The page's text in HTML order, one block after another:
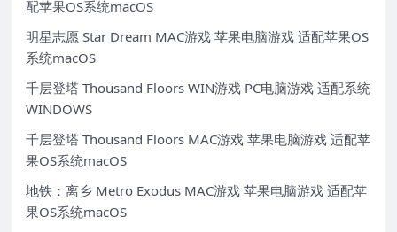
配苹果OS系统macOS
明星志愿 Star Dream MAC游戏 苹果电脑游戏 适配苹果OS
系统macOS
千层登塔 Thousand Floors WIN游戏 PC电脑游戏 适配系统
WINDOWS
千层登塔 Thousand Floors MAC游戏 苹果电脑游戏 适配苹
果OS系统macOS
地铁：离乡 Metro Exodus MAC游戏 苹果电脑游戏 适配苹
果OS系统macOS